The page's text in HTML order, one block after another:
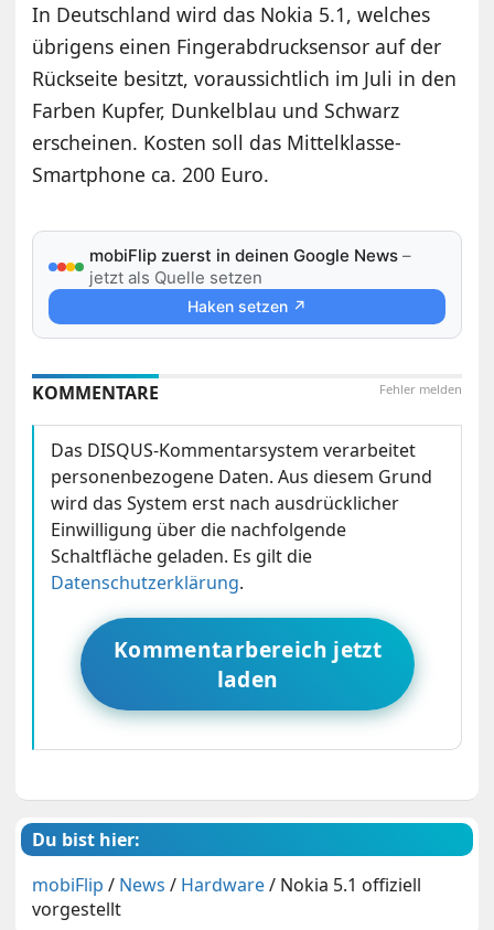
In Deutschland wird das Nokia 5.1, welches
übrigens einen Fingerabdrucksensor auf der
Rückseite besitzt, voraussichtlich im Juli in den
Farben Kupfer, Dunkelblau und Schwarz
erscheinen. Kosten soll das Mittelklasse-
Smartphone ca. 200 Euro.
mobiFlip zuerst in deinen Google News –
jetzt als Quelle setzen
Haken setzen ↗
Fehler melden
KOMMENTARE
Das DISQUS-Kommentarsystem verarbeitet
personenbezogene Daten. Aus diesem Grund
wird das System erst nach ausdrücklicher
Einwilligung über die nachfolgende
Schaltfläche geladen. Es gilt die
Datenschutzerklärung.
Kommentarbereich jetzt
laden
Du bist hier:
mobiFlip / News / Hardware/ Nokia 5.1 offiziell
vorgestellt